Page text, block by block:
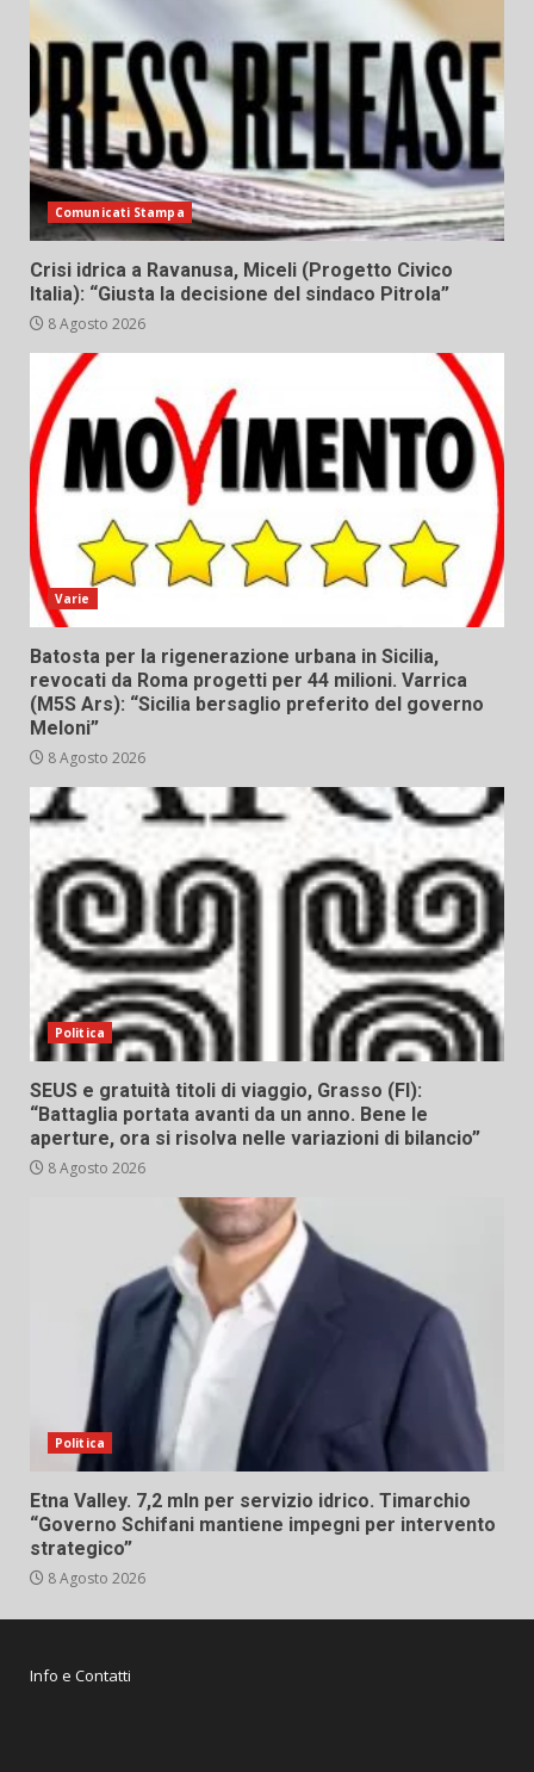
Comunicati Stampa
Crisi idrica a Ravanusa, Miceli (Progetto Civico
Italia): “Giusta la decisione del sindaco Pitrola”
8 Agosto 2026
Varie
Batosta per la rigenerazione urbana in Sicilia,
revocati da Roma progetti per 44 milioni. Varrica
(M5S Ars): “Sicilia bersaglio preferito del governo
Meloni”
8 Agosto 2026
Politica
SEUS e gratuità titoli di viaggio, Grasso (FI):
“Battaglia portata avanti da un anno. Bene le
aperture, ora si risolva nelle variazioni di bilancio”
8 Agosto 2026
Politica
Etna Valley. 7,2 mln per servizio idrico. Timarchio
“Governo Schifani mantiene impegni per intervento
strategico”
8 Agosto 2026
Info e Contatti